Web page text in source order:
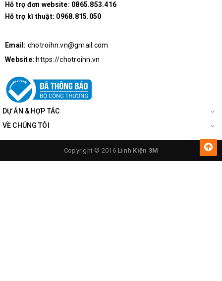
Hỗ trợ đơn website: 0865.853.416
Hỗ trợ kĩ thuật: 0968.815.050
Email: chotroihn.vn@gmail.com
Website: https://chotroihn.vn
DỰ ÁN & HỢP TÁC
VỀ CHÚNG TÔI
Copyright © 2016 Linh Kiện 3M